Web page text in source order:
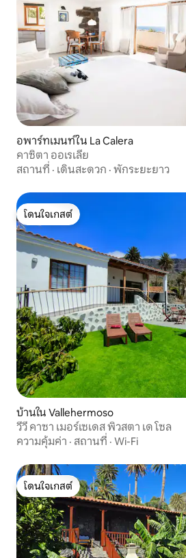
อพาร์ทเมนท์ใน La Calera
คาซิตา ออเรเลีย
สถานที่ · เดินสะดวก · พักระยะยาว
โดนใจเกสต์
โดนใจเกสต์
บ้านใน Vallehermoso
วีวี คาซา เมอร์เซเดส พิวสตา เด โซล
ความคุ้มค่า · สถานที่ · Wi-Fi
โดนใจเกสต์
โดนใจเกสต์